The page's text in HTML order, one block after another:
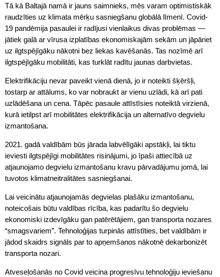
Tā kā Baltajā namā ir jauns saimnieks, mēs varam optimistiskāk
raudzīties uz klimata mērķu sasniegšanu globālā līmenī. Covid-
19 pandēmija pasaulei ir radījusi vienlaikus divas problēmas —
jātiek galā ar vīrusa izplatības ekonomiskajām sekām un jāpāriet
uz ilgtspējīgāku nākotni bez liekas kavēšanās. Tas nozīmē arī
ilgtspējīgāku mobilitāti, kas turklāt radītu jaunas darbvietas.
Elektrifikāciju nevar paveikt vienā dienā, jo ir noteikti šķēršļi,
tostarp ar attālums, ko var nobraukt ar vienu uzlādi, kā arī pati
uzlādēšana un cena. Tāpēc pasaule attīstīsies noteiktā virzienā,
kurā ietilpst arī mobilitātes elektrifikācija un alternatīvo degvielu
izmantošana.
2021. gadā valdībām būs jārada labvēlīgāki apstākļi, lai tiktu
ieviesti ilgtspējīgi mobilitātes risinājumi, jo īpaši attiecībā uz
atjaunojamo degvielu izmantošanu kravu pārvadājumu jomā, lai
tuvotos klimatneitralitātes sasniegšanai.
Lai veicinātu atjaunojamās degvielas plašāku izmantošanu,
noteicošais būtu valdības rīcība, kas padarītu šo degvielu
ekonomiski izdevīgāku gan patērētājiem, gan transporta nozares
“smagsvariem”. Tehnoloģijas turpinās attīstīties, bet valdībām ir
jādod skaidrs signāls par to apņemšanos nākotnē dekarbonizēt
transporta nozari.
Atveseļošanās no Covid veicina progresīvu tehnoloģiju ieviešanu